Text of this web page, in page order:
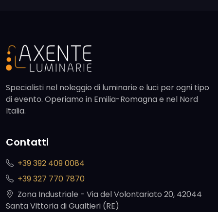
Specialisti nel noleggio di luminarie e luci per ogni tipo
di evento. Operiamo in Emilia-Romagna e nel Nord
Italia.
Contatti
+39 392 409 0084
+39 327 770 7870
Zona Industriale - Via del Volontariato 20, 42044
Santa Vittoria di Gualtieri (RE)